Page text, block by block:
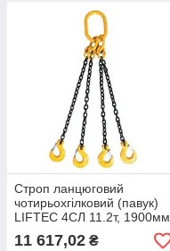
Строп ланцюговий
чотирьохгілковий (павук)
LIFTEC 4СЛ 11.2т, 1900мм
(гаки самозакривні)
11 617,02 ₴